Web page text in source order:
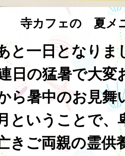
寺カフェの 夏メ
と一日となりま
日の猛暑で大変
ら暑中のお見舞
ということで、
きご両親の霊供